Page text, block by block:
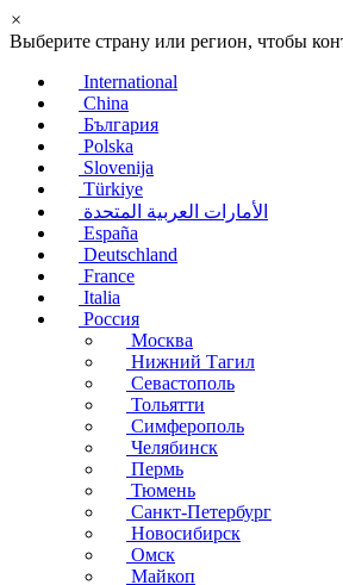
×
Выберите страну или регион, чтобы
International
China
България
Polska
Slovenija
Türkiye
الأمارات العربية المتحدة
España
Deutschland
France
Italia
Россия
Москва
Нижний Тагил
Севастополь
Тольятти
Симферополь
Челябинск
Пермь
Тюмень
Санкт-Петербург
Новосибирск
Омск
Майкоп